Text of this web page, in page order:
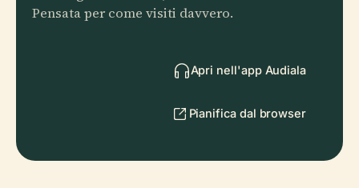
Pensata per come visiti davvero.
Apri nell'app Audiala
Pianifica dal browser